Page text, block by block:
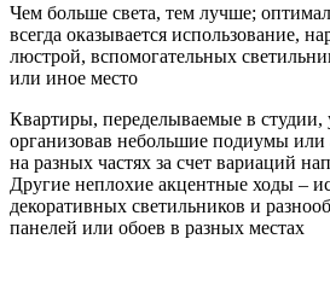
Чем больше света, тем лучше;
всегда оказывается использование,
люстрой, вспомогательных
или иное место
Квартиры, переделываемые в студии,
организовав небольшие подиумы
на разных частях за счет вариаций
Другие неплохие акцентные ходы –
декоративных светильников и
панелей или обоев в разных местах